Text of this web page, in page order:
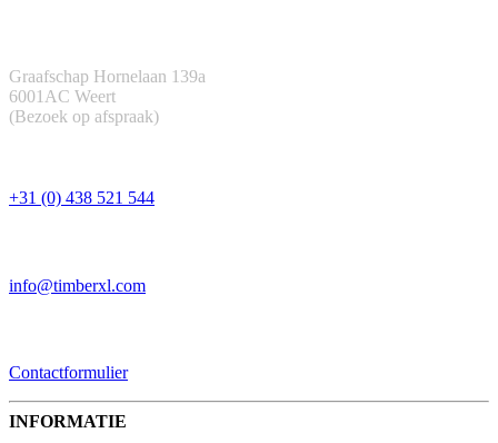
Graafschap Hornelaan 139a
6001AC Weert
(Bezoek op afspraak)
+31 (0) 438 521 544
info@timberxl.com
Contactformulier
INFORMATIE